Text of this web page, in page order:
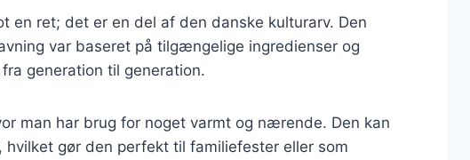
en ret; det er en del af den danske kulturarv. Den
var baseret på tilgængelige ingredienser og
generation til generation.
man har brug for noget varmt og nærende. Den kan
gør den perfekt til familiefester eller som